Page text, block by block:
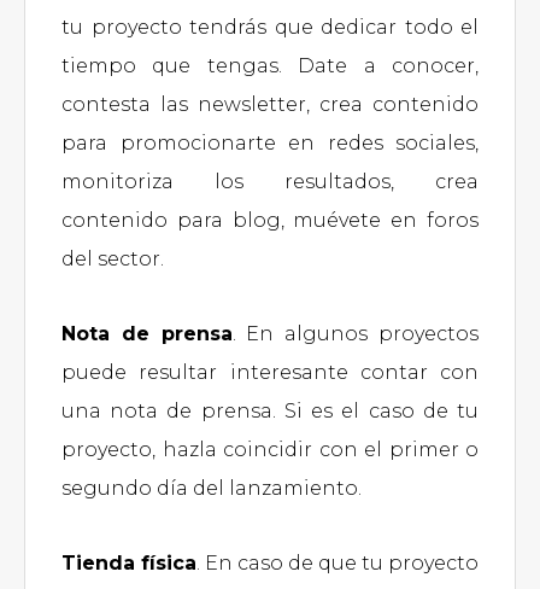
tu proyecto tendrás que dedicar todo el
tiempo que tengas. Date a conocer,
contesta las newsletter, crea contenido
para promocionarte en redes sociales,
monitoriza los resultados, crea
contenido para blog, muévete en foros
del sector.
Nota de prensa. En algunos proyectos
puede resultar interesante contar con
una nota de prensa. Si es el caso de tu
proyecto, hazla coincidir con el primer o
segundo día del lanzamiento.
Tienda física. En caso de que tu proyecto